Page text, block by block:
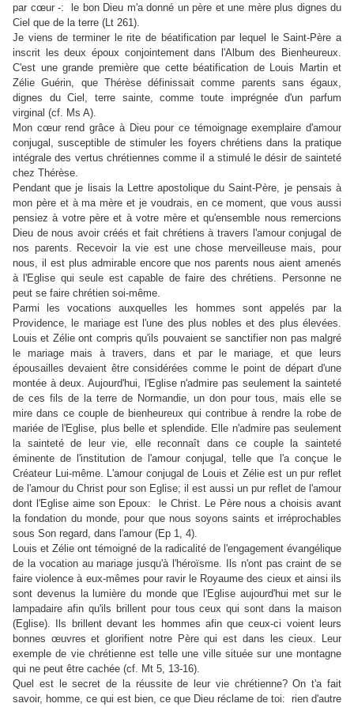
par cœur -: le bon Dieu m'a donné un père et une mère plus dignes du
Ciel que de la terre (Lt 261).
Je viens de terminer le rite de béatification par lequel le Saint-Père a
inscrit les deux époux conjointement dans l'Album des Bienheureux.
C'est une grande première que cette béatification de Louis Martin et
Zélie Guérin, que Thérèse définissait comme parents sans égaux,
dignes du Ciel, terre sainte, comme toute imprégnée d'un parfum
virginal (cf. Ms A).
Mon cœur rend grâce à Dieu pour ce témoignage exemplaire d'amour
conjugal, susceptible de stimuler les foyers chrétiens dans la pratique
intégrale des vertus chrétiennes comme il a stimulé le désir de sainteté
chez Thérèse.
Pendant que je lisais la Lettre apostolique du Saint-Père, je pensais à
mon père et à ma mère et je voudrais, en ce moment, que vous aussi
pensiez à votre père et à votre mère et qu'ensemble nous remercions
Dieu de nous avoir créés et fait chrétiens à travers l'amour conjugal de
nos parents. Recevoir la vie est une chose merveilleuse mais, pour
nous, il est plus admirable encore que nos parents nous aient amenés
à l'Eglise qui seule est capable de faire des chrétiens. Personne ne
peut se faire chrétien soi-même.
Parmi les vocations auxquelles les hommes sont appelés par la
Providence, le mariage est l'une des plus nobles et des plus élevées.
Louis et Zélie ont compris qu'ils pouvaient se sanctifier non pas malgré
le mariage mais à travers, dans et par le mariage, et que leurs
épousailles devaient être considérées comme le point de départ d'une
montée à deux. Aujourd'hui, l'Eglise n'admire pas seulement la sainteté
de ces fils de la terre de Normandie, un don pour tous, mais elle se
mire dans ce couple de bienheureux qui contribue à rendre la robe de
mariée de l'Eglise, plus belle et splendide. Elle n'admire pas seulement
la sainteté de leur vie, elle reconnaît dans ce couple la sainteté
éminente de l'institution de l'amour conjugal, telle que l'a conçue le
Créateur Lui-même. L'amour conjugal de Louis et Zélie est un pur reflet
de l'amour du Christ pour son Eglise; il est aussi un pur reflet de l'amour
dont l'Eglise aime son Epoux: le Christ. Le Père nous a choisis avant
la fondation du monde, pour que nous soyons saints et irréprochables
sous Son regard, dans l'amour (Ep 1, 4).
Louis et Zélie ont témoigné de la radicalité de l'engagement évangélique
de la vocation au mariage jusqu'à l'héroïsme. Ils n'ont pas craint de se
faire violence à eux-mêmes pour ravir le Royaume des cieux et ainsi ils
sont devenus la lumière du monde que l'Eglise aujourd'hui met sur le
lampadaire afin qu'ils brillent pour tous ceux qui sont dans la maison
(Eglise). Ils brillent devant les hommes afin que ceux-ci voient leurs
bonnes œuvres et glorifient notre Père qui est dans les cieux. Leur
exemple de vie chrétienne est telle une ville située sur une montagne
qui ne peut être cachée (cf. Mt 5, 13-16).
Quel est le secret de la réussite de leur vie chrétienne? On t'a fait
savoir, homme, ce qui est bien, ce que Dieu réclame de toi: rien d'autre